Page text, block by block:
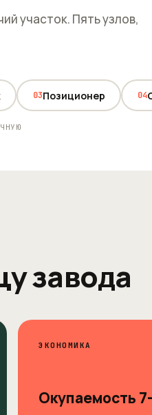
участок. Пять узлов,
03Позиционер 04
завода
ЭКОНОМИКА
Окупаемость